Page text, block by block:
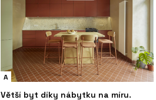
A
Větší byt díky nábytku na míru.